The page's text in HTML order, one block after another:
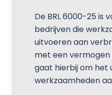
De BRL 6000-25 is
bedrijven die
uitvoeren aan
met een vermogen
gaat hierbij om het
werkzaamheden